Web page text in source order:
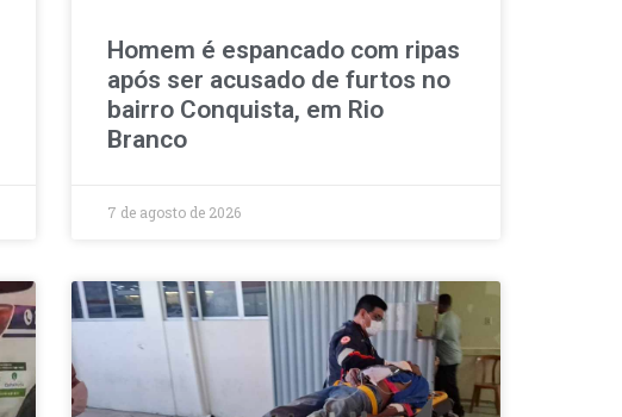
Homem é espancado com ripas
após ser acusado de furtos no
bairro Conquista, em Rio
Branco
7 de agosto de 2026